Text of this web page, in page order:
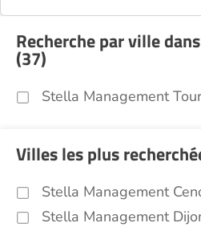
Recherche par ville
(37)
Stella Management
Villes les plus
Stella Management
Stella Management